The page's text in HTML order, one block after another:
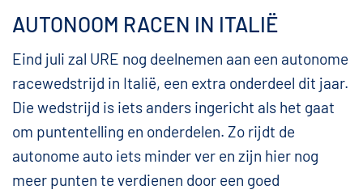
AUTONOOM RACEN IN ITALIË
Eind juli zal URE nog deelnemen aan een autonome
racewedstrijd in Italië, een extra onderdeel dit jaar.
Die wedstrijd is iets anders ingericht als het gaat
om puntentelling en onderdelen. Zo rijdt de
autonome auto iets minder ver en zijn hier nog
meer punten te verdienen door een goed